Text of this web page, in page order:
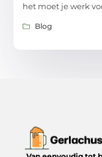
het moet je werk
Blog